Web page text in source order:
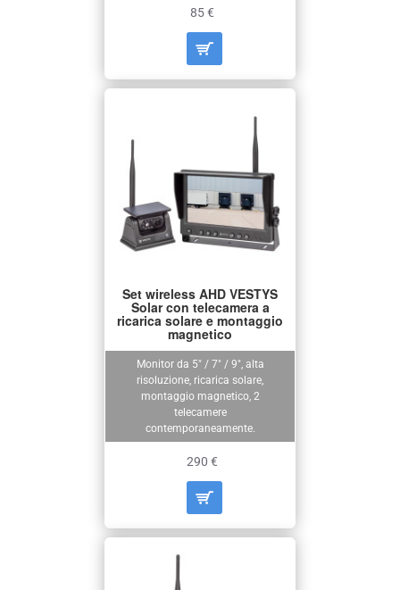
85 €
Monitor da 5" / 7" / 9", alta
risoluzione, ricarica solare,
montaggio magnetico, 2
telecamere
contemporaneamente.
Set wireless AHD VESTYS
Solar con telecamera a
ricarica solare e montaggio
magnetico
290 €